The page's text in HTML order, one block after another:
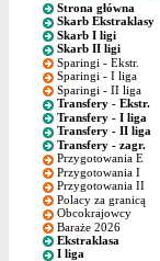
Strona główna
Skarb Ekstraklasy
Skarb I ligi
Skarb II ligi
Sparingi - Ekstr.
Sparingi - I liga
Sparingi - II liga
Transfery - Ekstr.
Transfery - I liga
Transfery - II liga
Transfery - zagr.
Przygotowania E
Przygotowania I
Przygotowania II
Polacy za granicą
Obcokrajowcy
Baraże 2026
Ekstraklasa
I liga